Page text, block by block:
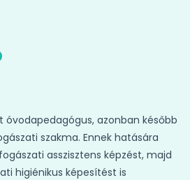
azonban később
szakma. Ennek hatására
asszisztens képzést, majd
higiénikus képesítést is